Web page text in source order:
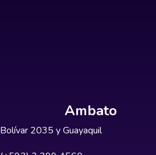
Ambato
Bolívar 2035 y Guayaquil